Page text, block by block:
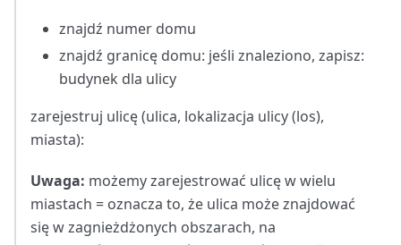
znajdź numer domu
znajdź granicę domu: jeśli znaleziono, zapisz:
budynek dla ulicy
zarejestruj ulicę (ulica, lokalizacja ulicy (los),
miasta):
Uwaga: możemy zarejestrować ulicę w wielu
miastach = oznacza to, że ulica może znajdować
się w zagnieżdżonych obszarach, na